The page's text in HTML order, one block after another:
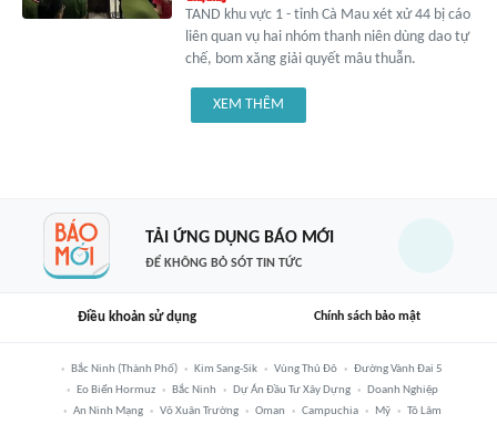
TAND khu vực 1 - tỉnh Cà Mau xét xử 44 bị cáo
liên quan vụ hai nhóm thanh niên dùng dao tự
chế, bom xăng giải quyết mâu thuẫn.
XEM THÊM
TẢI ỨNG DỤNG BÁO MỚI
ĐỂ KHÔNG BỎ SÓT TIN TỨC
Điều khoản sử dụng Chính sách bảo mật
Bắc Ninh (thành Phố) Kim Sang-Sik Vùng Thủ Đô
Đường Vành Đai 5
Eo Biển Hormuz
Bắc Ninh Dự Án Đầu Tư Xây Dựng
Doanh Nghiệp
An Ninh Mạng
Võ Xuân Trường Oman Campuchia Mỹ Tô Lâm